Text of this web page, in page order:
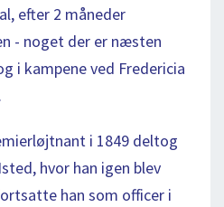
efter 2 måneder
- noget der er næsten
i kampene ved Fredericia
i 1849 deltog
hvor han igen blev
han som officer i